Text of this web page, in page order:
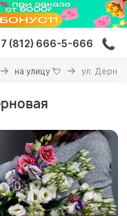
(812) 666-5-666
на улицу 💘 ул.